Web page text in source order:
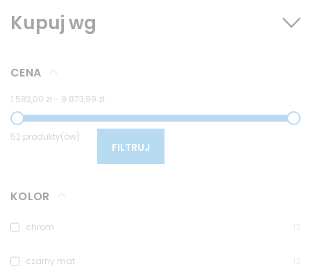
Kupuj wg
CENA
1 582,00 zł - 9 873,99 zł
52 produkty(ów)
FILTRUJ
KOLOR
chrom
czarny mat